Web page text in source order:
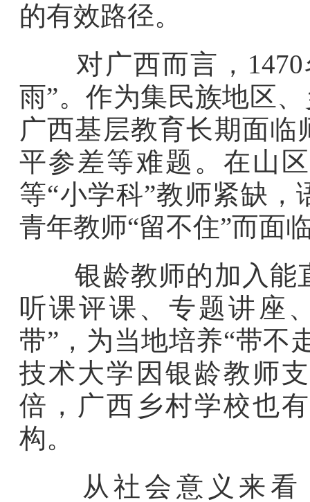
的有效路径。
对广西而言，1470
雨”。作为集民族地区
广西基层教育长期面
平参差等难题。在山
等“小学科”教师紧缺
青年教师“留不住”而面
银龄教师的加入能
听课评课、专题讲座
带”，为当地培养“带不
技术大学因银龄教师
倍，广西乡村学校也
构。
从社会意义来看